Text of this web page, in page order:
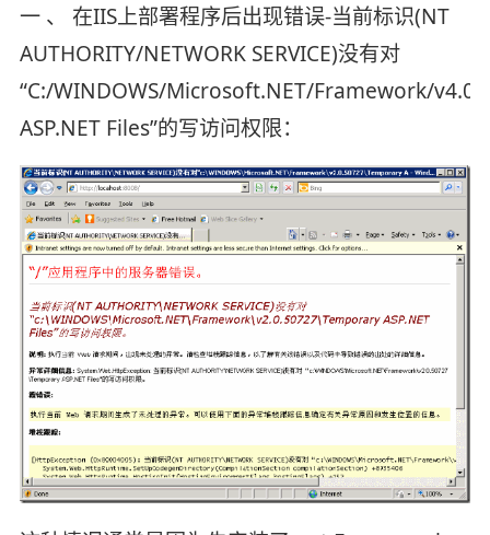
一 、 在IIS上部署程序后出现错误-当前标识(NT
AUTHORITY/NETWORK SERVICE)没有对
“C:/WINDOWS/Microsoft.NET/Framework/
ASP.NET Files”的写访问权限：